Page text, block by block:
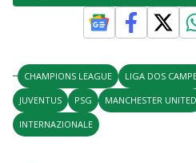
CHAMPIONS LEAGUE LIGA DOS
JUVENTUS
PSG MANCHESTER UNITED
INTERNAZIONALE